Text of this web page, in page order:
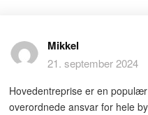
Mikkel
21. september 2024
Hovedentreprise er en
overordnede ansvar for hele